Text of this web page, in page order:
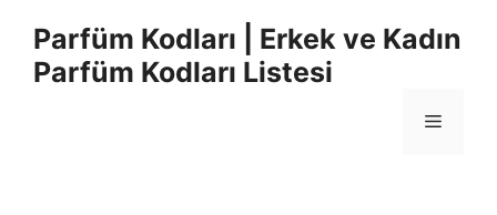
Parfüm Kodları | Erkek ve Kadın
Parfüm Kodları Listesi
Menü